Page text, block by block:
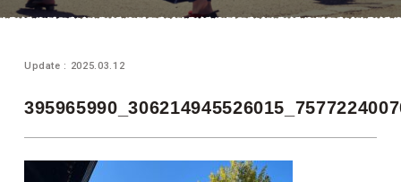
Update : 2025.03.12